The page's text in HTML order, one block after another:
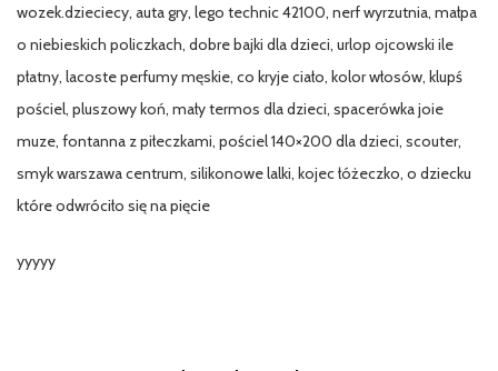
wozek.dzieciecy, auta gry, lego technic 42100, nerf wyrzutnia, małpa
o niebieskich policzkach, dobre bajki dla dzieci, urlop ojcowski ile
płatny, lacoste perfumy męskie, co kryje ciało, kolor włosów, klupś
pościel, pluszowy koń, mały termos dla dzieci, spacerówka joie
muze, fontanna z piłeczkami, pościel 140×200 dla dzieci, scouter,
smyk warszawa centrum, silikonowe lalki, kojec łóżeczko, o dziecku
które odwróciło się na pięcie
yyyyy